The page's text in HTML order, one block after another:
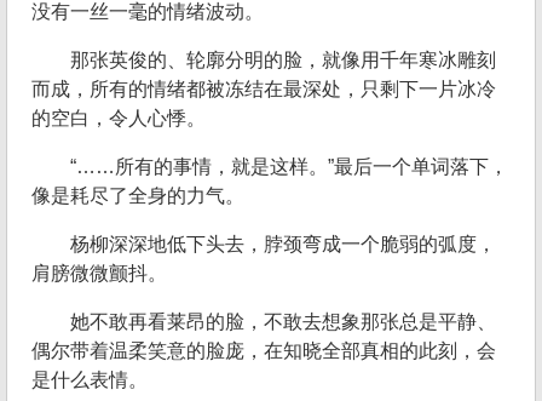
没有一丝一毫的情绪波动。
那张英俊的、轮廓分明的脸，就像用千年寒冰雕刻
而成，所有的情绪都被冻结在最深处，只剩下一片冰冷
的空白，令人心悸。
“……所有的事情，就是这样。”最后一个单词落下，
像是耗尽了全身的力气。
杨柳深深地低下头去，脖颈弯成一个脆弱的弧度，
肩膀微微颤抖。
她不敢再看莱昂的脸，不敢去想象那张总是平静、
偶尔带着温柔笑意的脸庞，在知晓全部真相的此刻，会
是什么表情。